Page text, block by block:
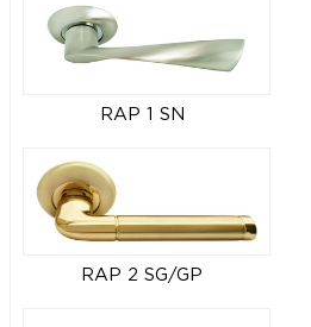
RAP 1 SN
RAP 2 SG/GP